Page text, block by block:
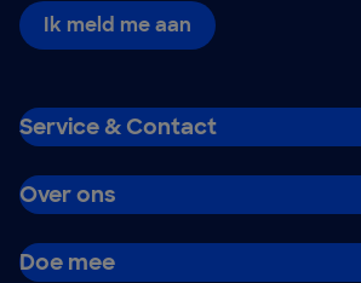
Ik meld me aan
Service & Contact
Over ons
Doe mee